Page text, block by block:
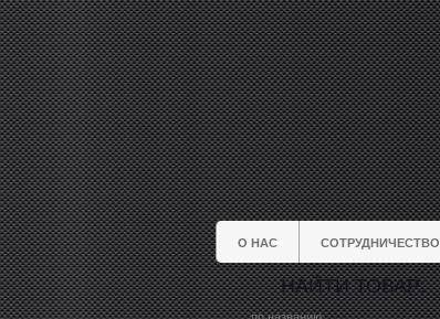
О НАС СОТРУДНИЧЕСТВО
НАЙТИ ТОВАР: